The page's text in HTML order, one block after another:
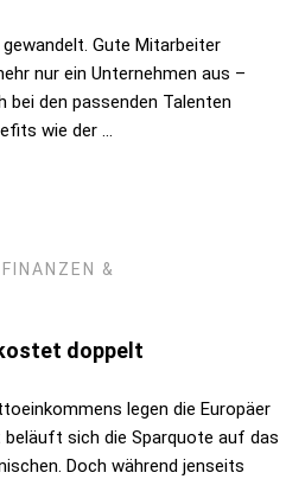
Gute Mitarbeiter
nur ein Unternehmen aus –
bei den passenden Talenten
wie der …
FINANZEN &
doppelt
legen die Europäer
sich die Sparquote auf das
Doch während jenseits